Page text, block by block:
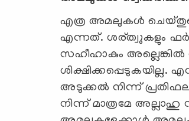
എത്ര അമലുകള്‍
എന്നത്. ശര്ത്വുകളും
സഹീഹാകും
ശിക്ഷിക്കപ്പെടുകയില്ല.
അടുക്കല്‍ നിന്ന്
നിന്ന് മാത്രമേ